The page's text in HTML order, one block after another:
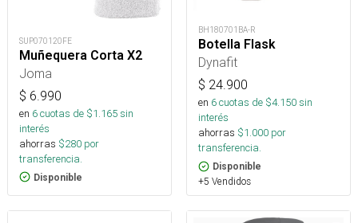
SUP070120FE
Muñequera Corta X2
Joma
$ 6.990
en 6cuotas de $1.165sin
interés
ahorras $280 por
transferencia.
Disponible
BH180701BA-R
Botella Flask
Dynafit
$ 24.900
en 6cuotas de $4.150sin
interés
ahorras $1.000 por
transferencia.
Disponible
+5 Vendidos